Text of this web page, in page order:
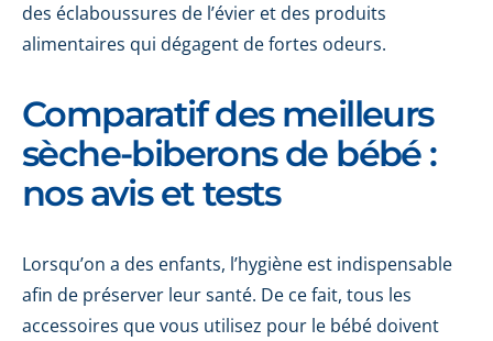
des éclaboussures de l’évier et des produits
alimentaires qui dégagent de fortes odeurs.
Comparatif des meilleurs
sèche-biberons de bébé :
nos avis et tests
Lorsqu’on a des enfants, l’hygiène est indispensable
afin de préserver leur santé. De ce fait, tous les
accessoires que vous utilisez pour le bébé doivent